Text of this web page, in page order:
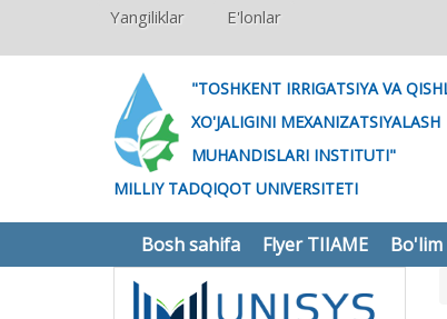
Yangiliklar E'lonlar
"TOSHKENT IRRIGATSIYA VA
XO'JALIGINI MEXANIZATSIYALASH
MUHANDISLARI INSTITUTI"
MILLIY TADQIQOT UNIVERSITETI
Bosh sahifa Flyer TIIAME Bo'lim